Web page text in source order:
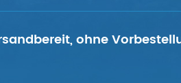
ohne